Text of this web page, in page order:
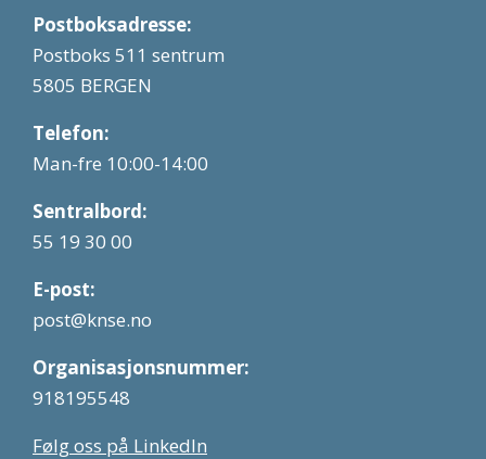
Postboksadresse:
Postboks 511 sentrum
5805 BERGEN
Telefon:
Man-fre 10:00-14:00
Sentralbord:
55 19 30 00
E-post:
post@knse.no
Organisasjonsnummer:
918195548
Følg oss på LinkedIn